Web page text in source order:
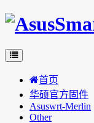
首页
华硕官方固件
Asuswrt-Merlin
Other